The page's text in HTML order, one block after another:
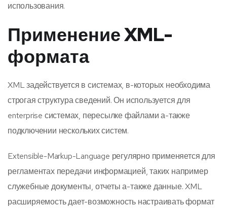
использования.
Применение XML-
формата
XML задействуется в системах, в-которых необходима
строгая структура сведений. Он используется для
enterprise системах, пересылке файлами а-также
подключении нескольких систем.
Extensible-Markup-Language регулярно применяется для
регламентах передачи информацией, таких например
служебные документы, отчеты а-также данные. XML
расширяемость дает-возможность настраивать формат